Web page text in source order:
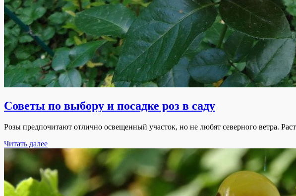
Советы по выбору и посадке роз в саду
Розы предпочитают отлично освещенный участок, но не любят северного ветра.
Читать далее